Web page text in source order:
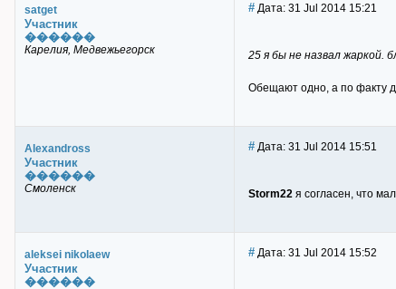
satget
Участник
������
Карелия, Медвежьегорск
# Дата: 31 Jul 2014 15:21
25 я бы не назвал жаркой.
Обещают одно, а по факту
Alexandross
Участник
������
Смоленск
# Дата: 31 Jul 2014 15:51
Storm22 я согласен, что
aleksei nikolaew
Участник
������
# Дата: 31 Jul 2014 15:52